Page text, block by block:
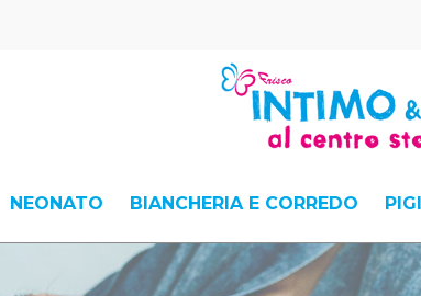
NEONATO BIANCHERIA E CORREDO